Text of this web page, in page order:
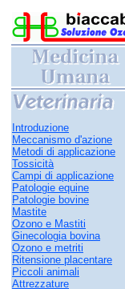
Introduzione
Meccanismo d'azione
Metodi di applicazione
Tossicità
Campi di applicazione
Patologie equine
Patologie bovine
Mastite
Ozono e Mastiti
Ginecologia bovina
Ozono e metriti
Ritensione placentare
Piccoli animali
Attrezzature